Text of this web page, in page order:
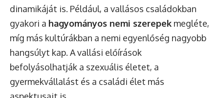
dinamikáját is. Például, a vallásos családokban
gyakori a hagyományos nemi szerepek megléte,
míg más kultúrákban a nemi egyenlőség nagyobb
hangsúlyt kap. A vallási előírások
befolyásolhatják a szexuális életet, a
gyermekvállalást és a családi élet más